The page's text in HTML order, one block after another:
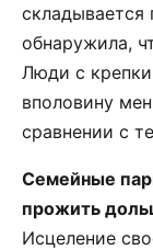
обнаружила,
Люди с
вполовину
сравнении с
Семейные
прожить
Исцеление